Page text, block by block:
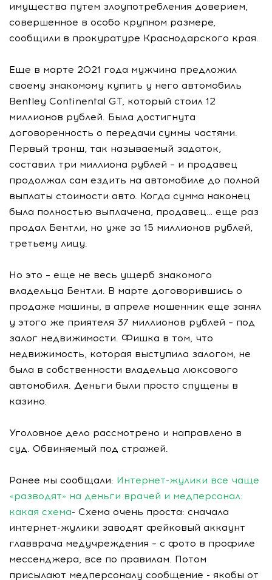
имущества путем злоупотребления доверием,
совершенное в особо крупном размере,
сообщили в прокуратуре Краснодарского края.
Еще в марте 2021 года мужчина предложил
своему знакомому купить у него автомобиль
Bentley Continental GT, который стоил 12
миллионов рублей. Была достигнута
договоренность о передачи суммы частями.
Первый транш, так называемый задаток,
составил три миллиона рублей – и продавец
продолжал сам ездить на автомобиле до полной
выплаты стоимости авто. Когда сумма наконец
была полностью выплачена, продавец… еще раз
продал Бентли, но уже за 15 миллионов рублей,
третьему лицу.
Но это – еще не весь ущерб знакомого
владельца Бентли. В марте договорившись о
продаже машины, в апреле мошенник еще занял
у этого же приятеля 37 миллионов рублей – под
залог недвижимости. Фишка в том, что
недвижимость, которая выступила залогом, не
была в собственности владельца люксового
автомобиля. Деньги были просто спущены в
казино.
Уголовное дело рассмотрено и направлено в
суд. Обвиняемый под стражей.
Ранее мы сообщали: Интернет-жулики все чаще
«разводят» на деньги врачей и медперсонал:
какая схема- Схема очень проста: сначала
интернет-жулики заводят фейковый аккаунт
главврача медучреждения – с фото в профиле
мессенджера, все по правилам. Потом
присылают медперсоналу сообщение - якобы от